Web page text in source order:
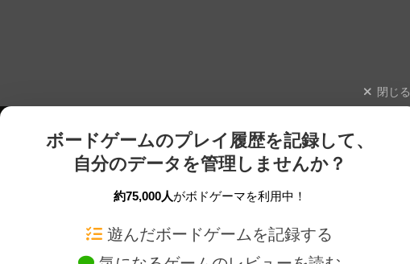
閉じる
ボードゲームのプレイ履歴を記録して、
自分のデータを管理しませんか？
約75,000人がボドゲーマを利用中！
遊んだボードゲームを記録する